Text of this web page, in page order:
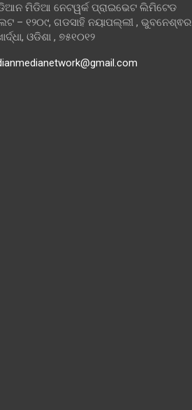
ମିଡିଆ ନେଟୱର୍କ ପ୍ରାଇଭେଟ ଲିମିଟେଡ
– ୧୨୦୯, ଗଡସାହି ନୟାପଲ୍ଲୀ , ଭୁବନେଶ୍ଵର
ଓଡିଶା , ୭୫୧୦୧୨